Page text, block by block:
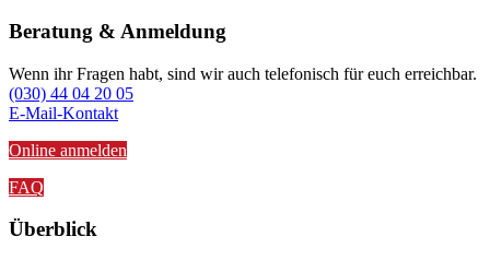
Beratung & Anmeldung
Wenn ihr Fragen habt, sind wir auch telefonisch für euch erreichbar.
(030) 44 04 20 05
E-Mail-Kontakt
Online anmelden
FAQ
Überblick